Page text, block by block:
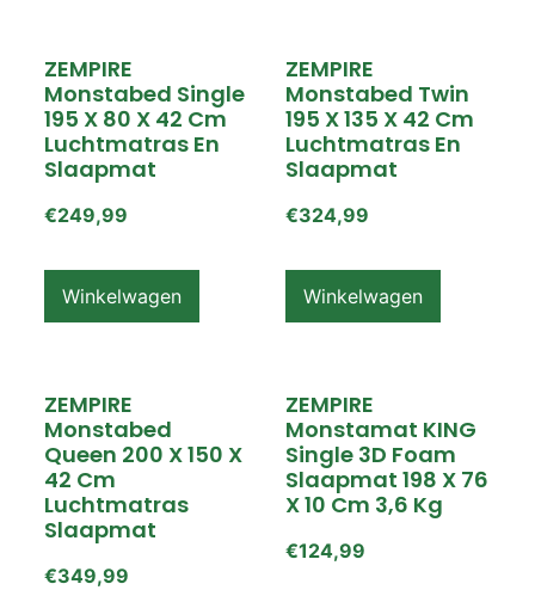
ZEMPIRE
Monstabed Single
195 X 80 X 42 Cm
Luchtmatras En
Slaapmat
€249,99
Winkelwagen
ZEMPIRE
Monstabed Twin
195 X 135 X 42 Cm
Luchtmatras En
Slaapmat
€324,99
Winkelwagen
ZEMPIRE
Monstabed
Queen 200 X 150 X
42 Cm
Luchtmatras
Slaapmat
€349,99
ZEMPIRE
Monstamat KING
Single 3D Foam
Slaapmat 198 X 76
X 10 Cm 3,6 Kg
€124,99